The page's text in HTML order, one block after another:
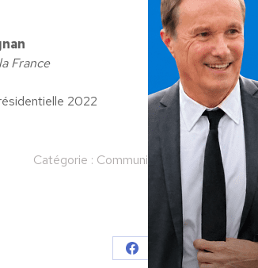
France
2022
Catégorie : Communiqués Par
Partager cet
Partager
Partager